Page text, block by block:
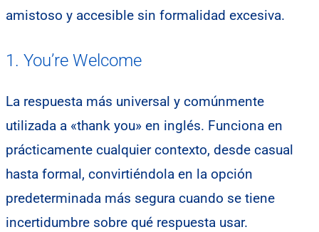
amistoso y accesible sin formalidad excesiva.
1. You’re Welcome
La respuesta más universal y comúnmente
utilizada a «thank you» en inglés. Funciona en
prácticamente cualquier contexto, desde casual
hasta formal, convirtiéndola en la opción
predeterminada más segura cuando se tiene
incertidumbre sobre qué respuesta usar.